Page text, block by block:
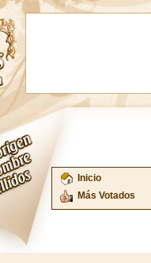
Inicio
Más Votados